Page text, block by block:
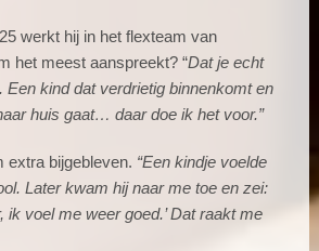
werkt hij in het flexteam van
het meest aanspreekt? “Dat je echt
Een kind dat verdrietig binnenkomt en
huis gaat… daar doe ik het voor.”
extra bijgebleven. “Een kindje voelde
Later kwam hij naar me toe en zei:
ik voel me weer goed.’ Dat raakt me